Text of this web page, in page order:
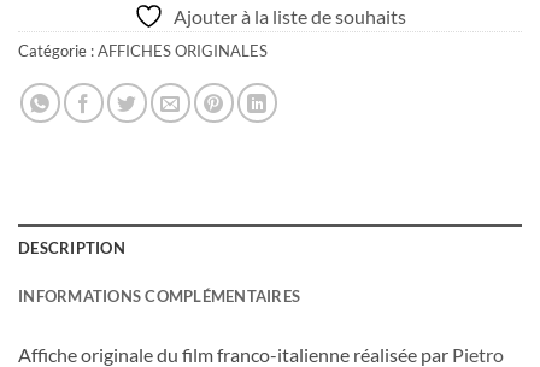
Ajouter à la liste de souhaits
Catégorie :AFFICHES ORIGINALES
DESCRIPTION
INFORMATIONS COMPLÉMENTAIRES
Affiche originale du film franco-italienne réalisée par Pietro